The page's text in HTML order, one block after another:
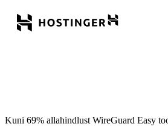
Kuni 69% allahindlust WireGuard Easy